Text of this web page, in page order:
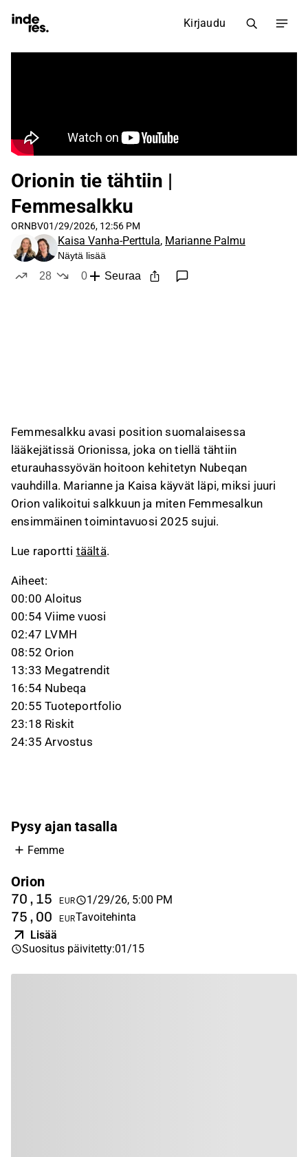
Kirjaudu
Orionin tie tähtiin |
Femmesalkku
ORNBV01/29/2026, 12:56 PM
Kaisa Vanha-Perttula, Marianne Palmu
Näytä lisää
28
0
Seuraa
Femmesalkku avasi position suomalaisessa
lääkejätissä Orionissa, joka on tiellä tähtiin
eturauhassyövän hoitoon kehitetyn Nubeqan
vauhdilla. Marianne ja Kaisa käyvät läpi, miksi juuri
Orion valikoitui salkkuun ja miten Femmesalkun
ensimmäinen toimintavuosi 2025 sujui.
Lue raportti täältä.
Aiheet:
00:00 Aloitus
00:54 Viime vuosi
02:47 LVMH
08:52 Orion
13:33 Megatrendit
16:54 Nubeqa
20:55 Tuoteportfolio
23:18 Riskit
24:35 Arvostus
Pysy ajan tasalla
Femme
Orion
70,15 EUR 1/29/26, 5:00 PM
75,00 EURTavoitehinta
Lisää
Suositus päivitetty:01/15